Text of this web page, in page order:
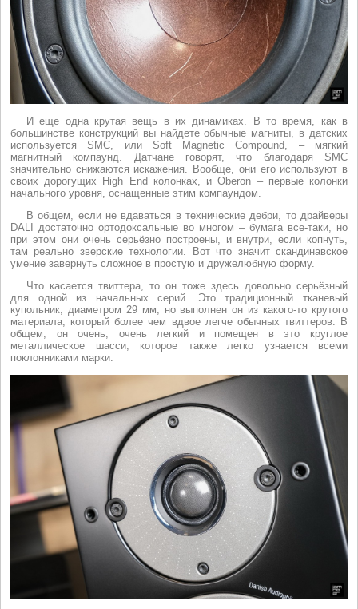
И еще одна крутая вещь в их динамиках. В то время, как в
большинстве конструкций вы найдете обычные магниты, в датских
используется SMC, или Soft Magnetic Compound, – мягкий
магнитный компаунд. Датчане говорят, что благодаря SMC
значительно снижаются искажения. Вообще, они его используют в
своих дорогущих High End колонках, и Oberon – первые колонки
начального уровня, оснащенные этим компаундом.
В общем, если не вдаваться в технические дебри, то драйверы
DALI достаточно ортодоксальные во многом – бумага все-таки, но
при этом они очень серьёзно построены, и внутри, если копнуть,
там реально зверские технологии. Вот что значит скандинавское
умение завернуть сложное в простую и дружелюбную форму.
Что касается твиттера, то он тоже здесь довольно серьёзный
для одной из начальных серий. Это традиционный тканевый
купольник, диаметром 29 мм, но выполнен он из какого-то крутого
материала, который более чем вдвое легче обычных твиттеров. В
общем, он очень, очень легкий и помещен в это круглое
металлическое шасси, которое также легко узнается всеми
поклонниками марки.